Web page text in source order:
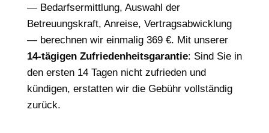
— Bedarfsermittlung, Auswahl der
Betreuungskraft, Anreise, Vertragsabwicklung
— berechnen wir einmalig 369 €. Mit unserer
14-tägigen Zufriedenheitsgarantie: Sind Sie in
den ersten 14 Tagen nicht zufrieden und
kündigen, erstatten wir die Gebühr vollständig
zurück.